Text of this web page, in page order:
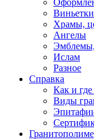
Виньетки
Храмы,
Ангелы
Ислам
Разное
Справка
Как и где
Виды